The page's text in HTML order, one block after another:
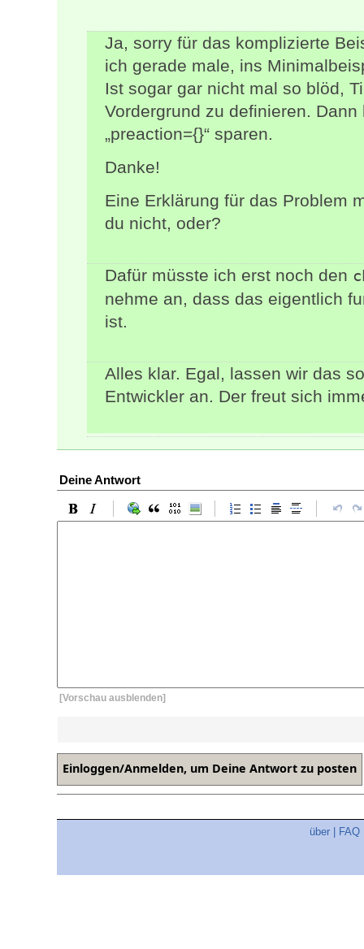
Ja, sorry für das komplizierte
ich gerade male, ins
Ist sogar gar nicht mal so blöd,
Vordergrund zu definieren.
„preaction={}“ sparen.
Danke!
Eine Erklärung für das Problem
du nicht, oder?
Dafür müsste ich erst noch den
nehme an, dass das eigentlich
ist.
Alles klar. Egal, lassen wir das
Entwickler an. Der freut sich
Deine Antwort
[Vorschau ausblenden]
über FAQ